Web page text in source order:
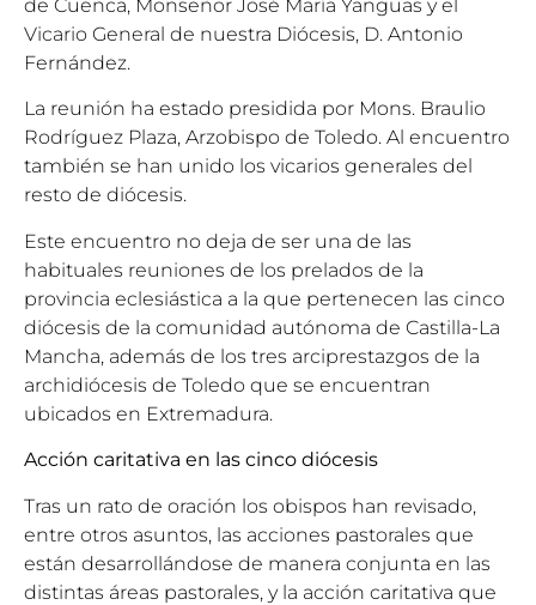
de Cuenca, Monseñor José María Yanguas y el
Vicario General de nuestra Diócesis, D. Antonio
Fernández.
La reunión ha estado presidida por Mons. Braulio
Rodríguez Plaza, Arzobispo de Toledo. Al encuentro
también se han unido los vicarios generales del
resto de diócesis.
Este encuentro no deja de ser una de las
habituales reuniones de los prelados de la
provincia eclesiástica a la que pertenecen las cinco
diócesis de la comunidad autónoma de Castilla-La
Mancha, además de los tres arciprestazgos de la
archidiócesis de Toledo que se encuentran
ubicados en Extremadura.
Acción caritativa en las cinco diócesis
Tras un rato de oración los obispos han revisado,
entre otros asuntos, las acciones pastorales que
están desarrollándose de manera conjunta en las
distintas áreas pastorales, y la acción caritativa que